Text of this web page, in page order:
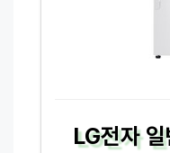
LG전자